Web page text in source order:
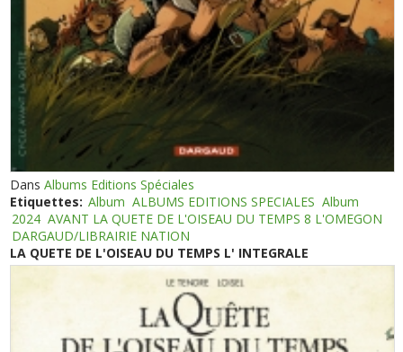
DansAlbums Editions Spéciales
Etiquettes: Album ALBUMS EDITIONS SPECIALES Album
2024 AVANT LA QUETE DE L'OISEAU DU TEMPS 8 L'OMEGON
DARGAUD/LIBRAIRIE NATION
LA QUETE DE L'OISEAU DU TEMPS L' INTEGRALE